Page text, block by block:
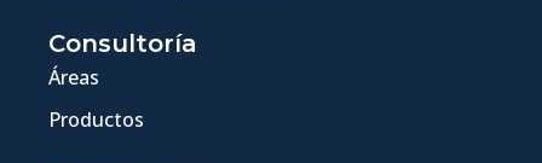
Consultoría
Áreas
Productos